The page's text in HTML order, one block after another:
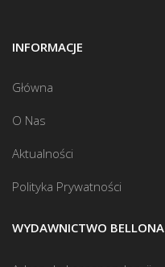
INFORMACJE
Główna
O Nas
Aktualności
Polityka Prywatności
WYDAWNICTWO BELLONA